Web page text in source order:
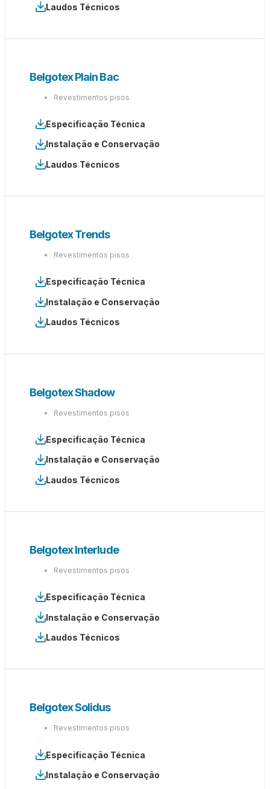
Laudos Técnicos
Belgotex Plain Bac
Revestimentos pisos
Especificação Técnica
Instalação e Conservação
Laudos Técnicos
Belgotex Trends
Revestimentos pisos
Especificação Técnica
Instalação e Conservação
Laudos Técnicos
Belgotex Shadow
Revestimentos pisos
Especificação Técnica
Instalação e Conservação
Laudos Técnicos
Belgotex Interlude
Revestimentos pisos
Especificação Técnica
Instalação e Conservação
Laudos Técnicos
Belgotex Solidus
Revestimentos pisos
Especificação Técnica
Instalação e Conservação